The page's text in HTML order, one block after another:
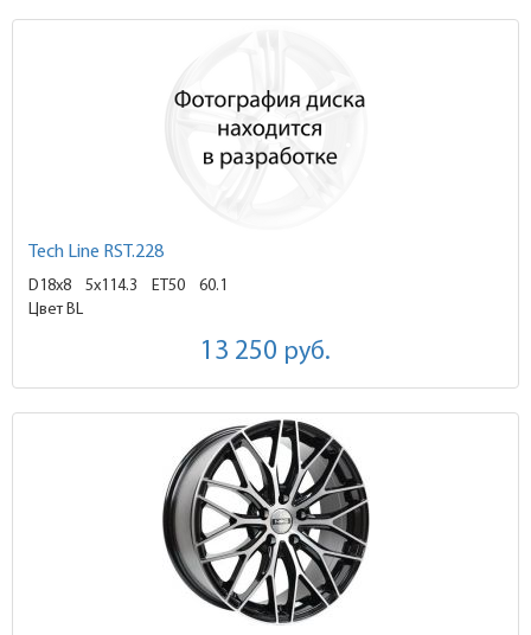
Tech Line RST.228
D18x8 5x114.3 ET50
60.1
Цвет BL
13 250 руб.